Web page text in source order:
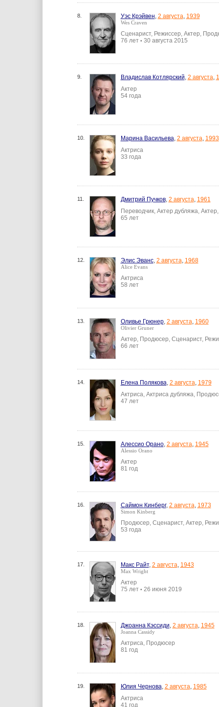
8. Уэс Крэйвен, 2 августа, 1939
Wes Craven
Сценарист, Режиссер, Актер,
76 лет • 30 августа 2015
9. Владислав Котлярский, 2 августа,
Актер
54 года
10. Марина Васильева, 2 августа, 1993
Актриса
33 года
11. Дмитрий Пучков, 2 августа, 1961
Переводчик, Актер дубляжа,
65 лет
12. Элис Эванс, 2 августа, 1968
Alice Evans
Актриса
58 лет
13. Оливье Грюнер, 2 августа, 1960
Olivier Gruner
Актер, Продюсер, Сценарист,
66 лет
14. Елена Полякова, 2 августа, 1979
Актриса, Актриса дубляжа,
47 лет
15. Алессио Орано, 2 августа, 1945
Alessio Orano
Актер
81 год
16. Саймон Кинберг, 2 августа, 1973
Simon Kinberg
Продюсер, Сценарист, Актер,
53 года
17. Макс Райт, 2 августа, 1943
Max Wright
Актер
75 лет • 26 июня 2019
18. Джоанна Кэссиди, 2 августа, 1945
Joanna Cassidy
Актриса, Продюсер
81 год
19. Юлия Чернова, 2 августа, 1985
Актриса
41 год